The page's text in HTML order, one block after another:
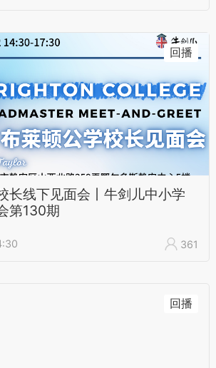
回播
长线下见面会丨牛剑儿中小学
第130期
361
回播